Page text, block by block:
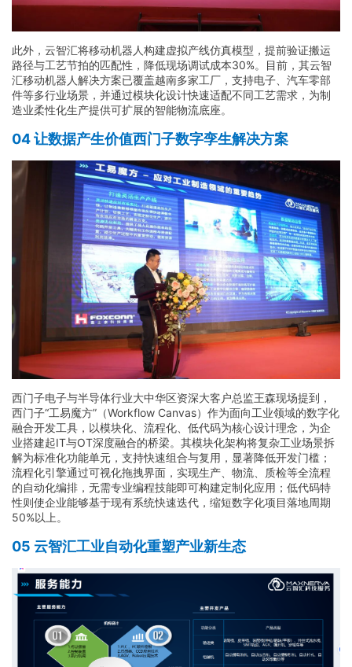
此外，云智汇将移动机器人构建虚拟产线仿真模型，提前验证搬运
路径与工艺节拍的匹配性，降低现场调试成本30%。目前，其云智
汇移动机器人解决方案已覆盖越南多家工厂，支持电子、汽车零部
件等多行业场景，并通过模块化设计快速适配不同工艺需求，为制
造业柔性化生产提供可扩展的智能物流底座。
04 让数据产生价值西门子数字孪生解决方案
西门子电子与半导体行业大中华区资深大客户总监王森现场提到，
西门子“工易魔方”（Workflow Canvas）作为面向工业领域的数字化
融合开发工具，以模块化、流程化、低代码为核心设计理念，为企
业搭建起IT与OT深度融合的桥梁。其模块化架构将复杂工业场景拆
解为标准化功能单元，支持快速组合与复用，显著降低开发门槛；
流程化引擎通过可视化拖拽界面，实现生产、物流、质检等全流程
的自动化编排，无需专业编程技能即可构建定制化应用；低代码特
性则使企业能够基于现有系统快速迭代，缩短数字化项目落地周期
50%以上。
05 云智汇工业自动化重塑产业新生态